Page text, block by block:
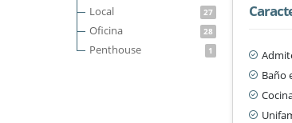
Local 27
Oficina 28
Penthouse 1
Baño